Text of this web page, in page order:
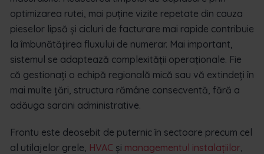
optimizarea rutei, mai puține vizite repetate din cauza
pieselor lipsă și cicluri de facturare mai rapide contribuie
la îmbunătățirea fluxului de numerar. Mai important,
sistemul se adaptează complexității operaționale. Fie
că gestionați o echipă regională mică sau vă extindeți în
mai multe țări, structura rămâne consecventă, fără a
adăuga sarcini administrative.
Frontu este deosebit de puternic în sectoare precum cel
al utilajelor grele, HVAC și managementul instalațiilor